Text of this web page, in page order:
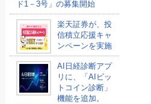
ド1－3号」の募集開始
楽天証券が、投
信積立応援キャ
ンペーンを実施
AI日経診断アプ
リに、「AIビッ
トコイン診断」
機能を追加。